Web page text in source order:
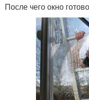
После чего окно